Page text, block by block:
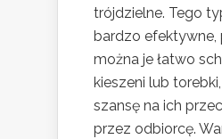
trójdzielne. Tego
bardzo efektywne,
można je łatwo
kieszeni lub
szansę na ich
przez odbiorcę.